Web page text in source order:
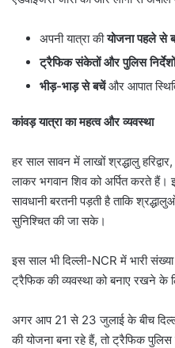
अपनी यात्रा कीयोजना पहले से
ट्रैफिक संकेतों और पुलिस
भीड़-भाड़ से बचेंऔर आपात
कांवड़ यात्रा का महत्व और व्यवस्था
हर साल सावन में लाखों श्रद्धालु
लाकर भगवान शिव को अर्पित करते
सावधानी बरतनी पड़ती है ताकि
सुनिश्चित की जा सके।
इस साल भी दिल्ली-NCR में भारी
ट्रैफिक की व्यवस्था को बनाए रखने के
अगर आप 21 से 23 जुलाई के बीच
की योजना बना रहे हैं, तो ट्रैफिक